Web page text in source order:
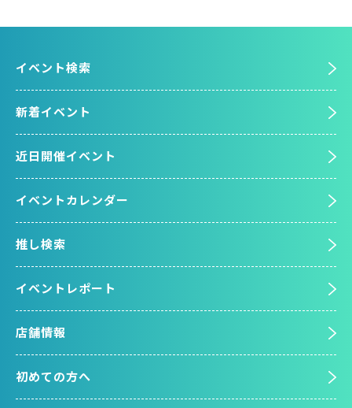
イベント検索
新着イベント
近日開催イベント
イベントカレンダー
推し検索
イベントレポート
店舗情報
初めての方へ